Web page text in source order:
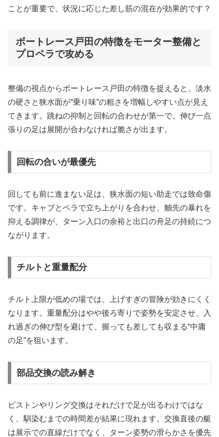
ことが重要で、状況に応じた差し筋の混在が効果的です？
ボートレース戸田の特徴をモーター整備と
プロペラで攻める
整備の視点からボートレース戸田の特徴を捉えると、淡水
の硬さと狭水面が“乗り味”の粗さを増幅しやすい点が見え
てきます。跳ねの抑制と回転の合わせが第一で、伸び一点
張りの足は展開が合わなければ脆さが出ます。
回転の合いが最優先
回しても前に進まない足は、狭水面の短い助走では致命傷
です。キャブとペラで立ち上がりを合わせ、舳先の暴れを
抑える調律が、ターン入口の余裕と出口の舟足の持続につ
ながります。
チルトと重量配分
チルト上限が低めの場では、上げすぎの冒険が効きにくく
なります。重量配分はやや後ろ寄りで姿勢を安定させ、入
れ過ぎの伸び型を避けて、握っても差しても収まる“中庸
の足”を狙います。
部品交換の読み解き
ピストンやリング交換はそれだけで足が出るわけではな
く、馴染むまでの時間差が結果に現れます。交換直後の艇
は展示での直線だけでなく、ターン姿勢の滑らかさを優先